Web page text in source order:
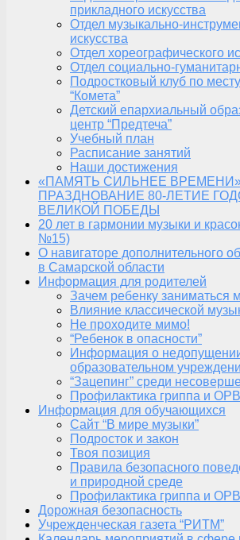
прикладного искусства
Отдел музыкально-
искусства
Отдел хореографического
Отдел социально-
Подростковый клуб по
“Комета”
Детский епархиальный
центр “Предтеча”
Учебный план
Расписание занятий
Наши достижения
«ПАМЯТЬ СИЛЬНЕЕ
ПРАЗДНОВАНИЕ 80-ЛЕТИЕ
ВЕЛИКОЙ ПОБЕДЫ
20 лет в гармонии музыки и
№15)
О навигаторе дополнительного
в Самарской области
Информация для родителей
Зачем ребенку заниматься
Влияние классической
Не проходите мимо!
“Ребенок в опасности”
Информация о
образовательном
“Зацепинг” среди
Профилактика гриппа и
Информация для обучающихся
Сайт “В мире музыки”
Подросток и закон
Твоя позиция
Правила безопасного
и природной среде
Профилактика гриппа и
Дорожная безопасность
Учрежденческая газета “РИТМ”